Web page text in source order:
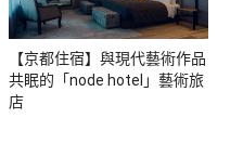
【京都住宿】與現代藝術作品
共眠的「node hotel」藝術旅
店